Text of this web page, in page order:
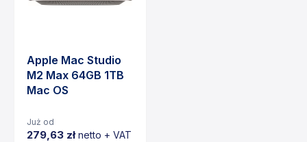
Apple Mac Studio
M2 Max 64GB 1TB
Mac OS
Już od
279,63 złnetto + VAT